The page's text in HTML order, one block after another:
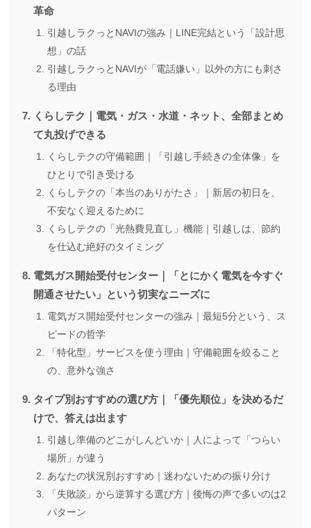
革命
引越しラクっとNAVIの強み｜LINE完結という「設計思
想」の話
引越しラクっとNAVIが「電話嫌い」以外の方にも刺さ
る理由
くらしテク｜電気・ガス・水道・ネット、全部まとめ
て丸投げできる
くらしテクの守備範囲｜「引越し手続きの全体像」を
ひとりで引き受ける
くらしテクの「本当のありがたさ」｜新居の初日を、
不安なく迎えるために
くらしテクの「光熱費見直し」機能｜引越しは、節約
を仕込む絶好のタイミング
電気ガス開始受付センター｜「とにかく電気を今すぐ
開通させたい」という切実なニーズに
電気ガス開始受付センターの強み｜最短5分という、ス
ピードの哲学
「特化型」サービスを使う理由｜守備範囲を絞ること
の、意外な強さ
タイプ別おすすめの選び方｜「優先順位」を決めるだ
けで、答えは出ます
引越し準備のどこがしんどいか｜人によって「つらい
場所」が違う
あなたの状況別おすすめ｜迷わないための振り分け
「失敗談」から逆算する選び方｜後悔の声で多いのは2
パターン